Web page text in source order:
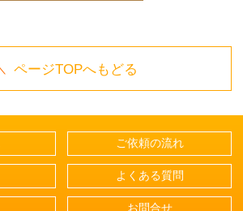
ページTOPへもどる
ご依頼の流れ
よくある質問
お問合せ